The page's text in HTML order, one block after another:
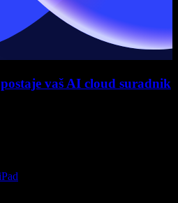
vaš AI cloud suradnik